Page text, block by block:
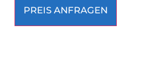
PREIS ANFRAGEN